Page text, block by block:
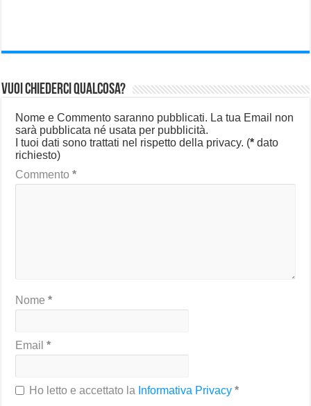
Vuoi chiederci qualcosa?
Nome e Commento saranno pubblicati. La tua Email non
sarà pubblicata né usata per pubblicità.
I tuoi dati sono trattati nel rispetto della privacy. (* dato
richiesto)
Commento*
Nome*
Email*
Ho letto e accettato la Informativa Privacy*